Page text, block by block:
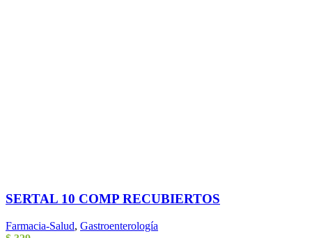
SERTAL 10 COMP RECUBIERTOS
Farmacia-Salud, Gastroenterología